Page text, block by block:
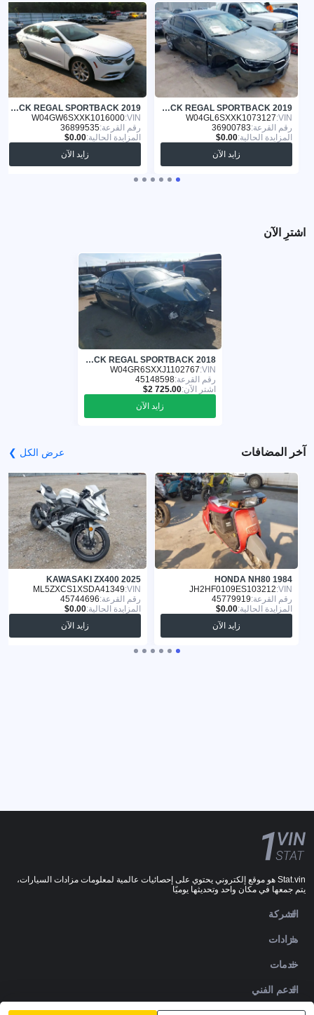
BUICK REGAL SPORTBACK 2019
VIN:
W04GL6SXXK1073127
رقم القرعة:36900783
المزايدة الحالية:
زايد الآن
BUICK REGAL SPORTBACK 2019
VIN:
W04GW6SXXK1016000
رقم القرعة:36899535
المزايدة الحالية:
زايد الآن
اشترِ الآن
BUICK REGAL SPORTBACK 2018
VIN:
W04GR6SXXJ1102767
رقم القرعة:45148598
اشترِ الآن:
زايد الآن
آخر المضافات عرض الكل ❯
HONDA NH80 1984
VIN:
JH2HF0109ES103212
رقم القرعة:45779919
المزايدة الحالية:
زايد الآن
KAWASAKI ZX400 2025
VIN:
ML5ZXCS1XSDA41349
رقم القرعة:45744696
المزايدة الحالية:
زايد الآن
Stat.vin هو موقع إلكتروني يحتوي على إحصائيات عالمية لمعلومات مزادات السيارات،
يتم جمعها في مكان واحد وتحديثها يوميًا
الشركة
مزادات
خدمات
الدعم الفني